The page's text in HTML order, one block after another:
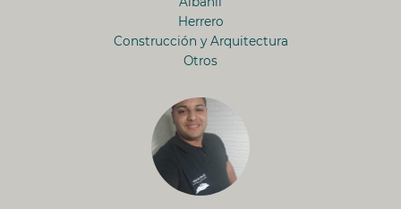
Herrero
Construcción y Arquitectura
Otros